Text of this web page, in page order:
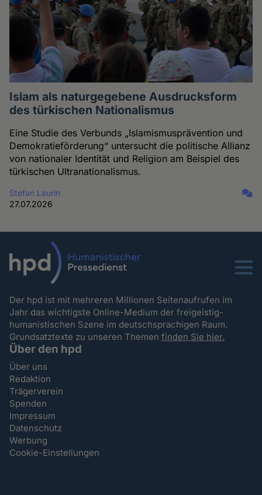
Islam als naturgegebene Ausdrucksform
des türkischen Nationalismus
Eine Studie des Verbunds „Islamismusprävention und
Demokratieförderung“ untersucht die politische Allianz
von nationaler Identität und Religion am Beispiel des
türkischen Ultranationalismus.
Stefan Laurin
27.07.2026
Menu
Der hpd ist mit mehreren Millionen Seitenaufrufen im
Jahr das wichtigste Online-Medium der freigeistig-
humanistischen Szene im deutschsprachigen Raum.
Grundsatztexte zu unseren Themenfinden Sie hier.
Über den hpd
Über uns
Redaktion
Trägerverein
Spenden
Impressum
Datenschutz
Werbung
Cookie-Einstellungen